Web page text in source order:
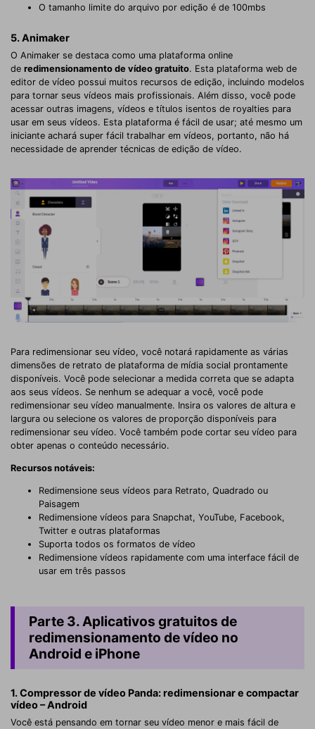
O tamanho limite do arquivo por edição é de 100mbs
5. Animaker
O Animaker se destaca como uma plataforma online
de redimensionamento de vídeo gratuito. Esta plataforma web de
editor de vídeo possui muitos recursos de edição, incluindo modelos
para tornar seus vídeos mais profissionais. Além disso, você pode
acessar outras imagens, vídeos e títulos isentos de royalties para
usar em seus vídeos. Esta plataforma é fácil de usar; até mesmo um
iniciante achará super fácil trabalhar em vídeos, portanto, não há
necessidade de aprender técnicas de edição de vídeo.
Para redimensionar seu vídeo, você notará rapidamente as várias
dimensões de retrato de plataforma de mídia social prontamente
disponíveis. Você pode selecionar a medida correta que se adapta
aos seus vídeos. Se nenhum se adequar a você, você pode
redimensionar seu vídeo manualmente. Insira os valores de altura e
largura ou selecione os valores de proporção disponíveis para
redimensionar seu vídeo. Você também pode cortar seu vídeo para
obter apenas o conteúdo necessário.
Recursos notáveis:
Redimensione seus vídeos para Retrato, Quadrado ou
Paisagem
Redimensione vídeos para Snapchat, YouTube, Facebook,
Twitter e outras plataformas
Suporta todos os formatos de vídeo
Redimensione vídeos rapidamente com uma interface fácil de
usar em três passos
Parte 3. Aplicativos gratuitos de
redimensionamento de vídeo no
Android e iPhone
1. Compressor de vídeo Panda: redimensionar e compactar
vídeo – Android
Você está pensando em tornar seu vídeo menor e mais fácil de